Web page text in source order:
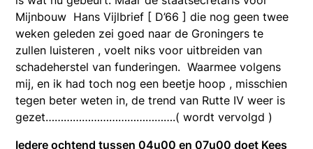
Mijnbouw Hans Vijlbrief [ D’66 ] die nog geen twee
weken geleden zei goed naar de Groningers te
zullen luisteren , voelt niks voor uitbreiden van
schadeherstel van funderingen. Waarmee volgens
mij, en ik had toch nog een beetje hoop , misschien
tegen beter weten in, de trend van Rutte IV weer is
gezet…………………………………….( wordt vervolgd )
Iedere ochtend tussen 04u00 en 07u00 doet Kees